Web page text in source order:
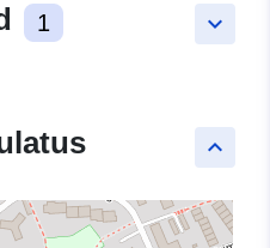
keyboard_arrow_down
1
keyboard_arrow_up